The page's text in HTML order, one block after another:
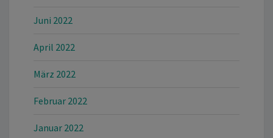
Juni 2022
April 2022
März 2022
Februar 2022
Januar 2022